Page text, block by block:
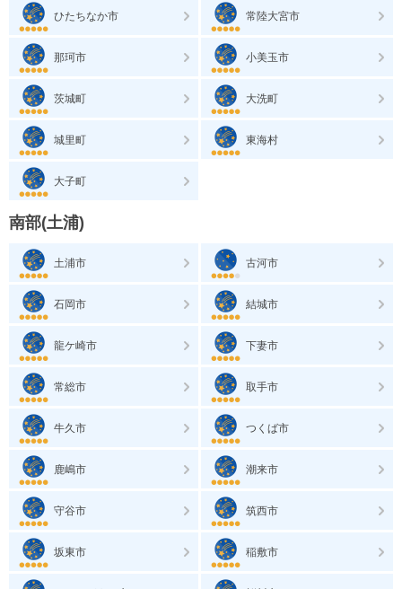
ひたちなか市 常陸大宮市
那珂市 小美玉市
茨城町 大洗町
城里町 東海村
大子町
南部(土浦)
土浦市 古河市
石岡市 結城市
龍ケ崎市 下妻市
常総市 取手市
牛久市 つくば市
鹿嶋市 潮来市
守谷市 筑西市
坂東市 稲敷市